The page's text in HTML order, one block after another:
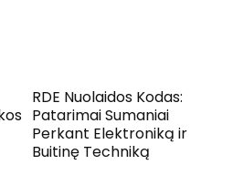
RDE Nuolaidos Kodas:
Patarimai Sumaniai
Perkant Elektroniką ir
Buitinę Techniką